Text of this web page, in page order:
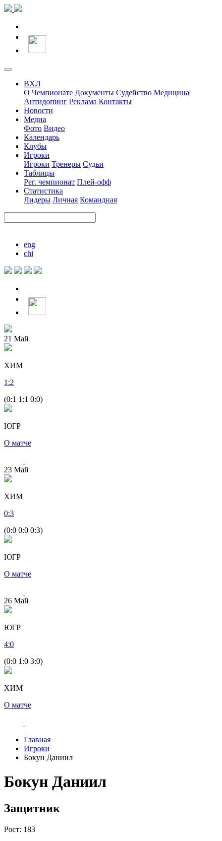
ВХЛ
О Чемпионате Документы Судейство Медицина
Антидопинг Реклама Контакты
Новости
Медиа
Фото Видео
Календарь
Клубы
Игроки
Игроки Тренеры Судьи
Таблицы
Рег. чемпионат Плей-офф
Статистика
Лидеры Личная Командная
eng
chi
21 Май
ХИМ
1 :2
(0:1 1:1 0:0)
ЮГР
О матче
23 Май
ХИМ
0:3
(0:0 0:0 0:3)
ЮГР
О матче
26 Май
ЮГР
4:0
(0:0 1:0 3:0)
ХИМ
О матче
Главная
Игроки
Бокун Даниил
Бокун Даниил
Защитник
Рост: 183